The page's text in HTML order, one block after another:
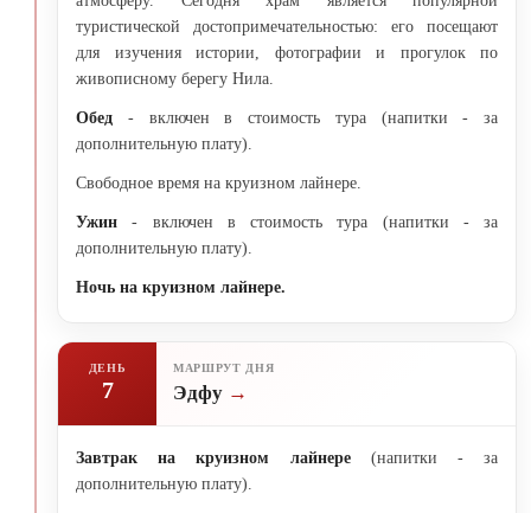
туристической достопримечательностью: его посещают
для изучения истории, фотографии и прогулок по
живописному берегу Нила.
Обед - включен в стоимость тура (напитки - за
дополнительную плату).
Свободное время на круизном лайнере.
Ужин - включен в стоимость тура (напитки - за
дополнительную плату).
Ночь на круизном лайнере.
ДЕНЬ
7
МАРШРУТ ДНЯ
Эдфу
Завтрак на круизном лайнере(напитки - за
дополнительную плату).